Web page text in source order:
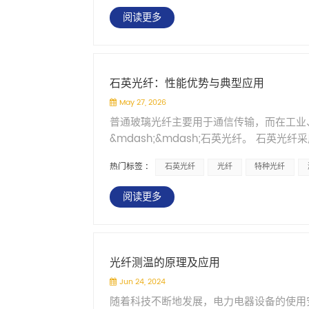
和应用场景提供端到端的光传输方案。关
均匀照明，阴影基本消除。不同角度的光
表面污染物在漫射光下更容易识别，边缘
主要在这么几个地方： PCB和FPC检测。
速输送带上的连续检测。需要超长线光的
聚光透镜和匀光膜，光密度更高也更均匀
扰少，表面缺陷容易突显。光从镜头周围
体封装检测中需要双方向照明时可以用双
错的选择。 多工位检测。 一台光源配多根
反射，让缺陷在图像里看得清楚。 柔性板
纤可以贴着曲面走，照明一致性更好。 四
场景中不可替代。多工位扩展方便，一台光
照明的优势在于初始成本较低，适合对照
散热问题。 总的来说，当检测场景对照明
们看着办&rdquo;的。因为一个负责任的工
径能压到多少&rdquo;&ldquo;如果换成
实际干的只是&ldquo;丝印logo&rdquo;的
&mdash;&mdash;那是贴牌，不是定制。
型都按你的图纸重新设计，甚至为你专门
计流程是什么样的？&rdquo; 如果对方第
&mdash;&mdash;那他大概率就是个高级
么限制&rdquo;&ldquo;你希望寿命是几千
品做出来连我们标配的SMA接头都拧不紧
收。 别找通信光纤厂做医疗或工业应用，
举个例子。我们常用的塑料光纤和石英光
&mdash;&mdash;不是因为别的不行，而
稳定可靠。 但通信工程师听到这个会愣住
的光波导仅有数百纳米。两者尺寸相差数
进地下车库&mdash;&mdash;尺寸不匹配
入式光波导。光纤插进去，光信号就沿着
通道&mdash;&mdash;玻璃内部的光路已
合损耗目标低于2dB（O波段）支持被动对
GlassBridge之所以引发行业高度关注，是
&mdash;&mdash;光引擎与芯片直接封装
&ldquo;最后一公里&rdquo;连接问题。
成为高端AI芯片封装的新方向。2026年1月
心&mdash;&mdash;800G、1.6T光模块
底层连接架构&rdquo;下沉。 康宁的布局
的核心标的。 康宁要从&ldquo;卖光纤
宁GlassBridge的发布，引发了一个更深层
移。 过去几十年，光纤光缆行业比拼的是
阅读更多
石英光纤：性能优势与典型应用
May 27, 2026
普通玻璃光纤主要用于通信传输，而在工
&mdash;&mdash;石英光纤。 石英光纤
胜任。 透光效率更高：尤其在紫外（UV）
谱分析等精密检测场景。 机械强度更好：
性，石英光纤被广泛应用于以下领域： 应
光纤是理想选择 航空航天与军工 极端环境
光纤组件通常需要定制。标准成品很难直
至数米） 接头类型（SMA905、FC、SC
纤束、一分二、线性、环形等） 南京鸿照
热门标签 : 石英光纤 光纤 特种光纤
阅读更多
光纤测温的原理及应用
Jun 24, 2024
随着科技不断地发展，电力电器设备的使